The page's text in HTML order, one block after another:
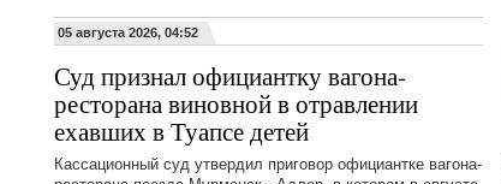
05 августа 2026, 04:52
Суд признал официантку вагона-
ресторана виновной в отравлении
ехавших в Туапсе детей
Кассационный суд утвердил приговор официантке вагона-